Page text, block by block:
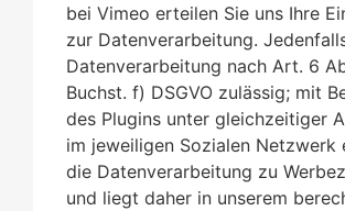
bei Vimeo erteilen Sie uns Ihre
zur Datenverarbeitung.
Datenverarbeitung nach Art. 6
Buchst. f) DSGVO zulässig; mit
des Plugins unter gleichzeitiger
im jeweiligen Sozialen Netzwerk
die Datenverarbeitung zu
und liegt daher in unserem